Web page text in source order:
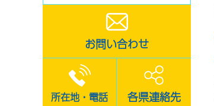
お問い合わせ
所在地・電話 各県連絡先